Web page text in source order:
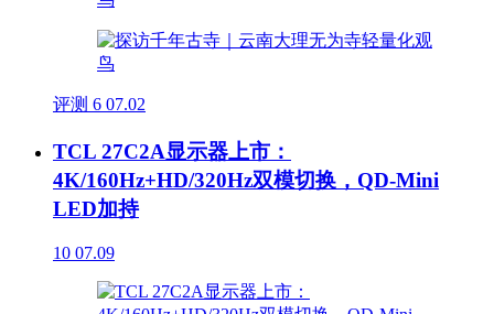
评测 6 07.02
TCL 27C2A显示器上市：
4K/160Hz+HD/320Hz双模切换，QD-Mini
LED加持
10 07.09